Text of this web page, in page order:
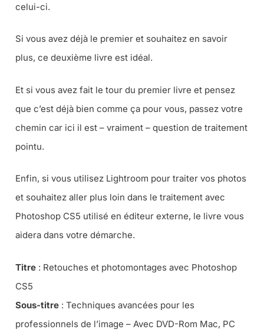
celui-ci.
Si vous avez déjà le premier et souhaitez en savoir
plus, ce deuxième livre est idéal.
Et si vous avez fait le tour du premier livre et pensez
que c’est déjà bien comme ça pour vous, passez votre
chemin car ici il est – vraiment – question de traitement
pointu.
Enfin, si vous utilisez Lightroom pour traiter vos photos
et souhaitez aller plus loin dans le traitement avec
Photoshop CS5 utilisé en éditeur externe, le livre vous
aidera dans votre démarche.
Titre : Retouches et photomontages avec Photoshop
CS5
Sous-titre : Techniques avancées pour les
professionnels de l’image – Avec DVD-Rom Mac, PC